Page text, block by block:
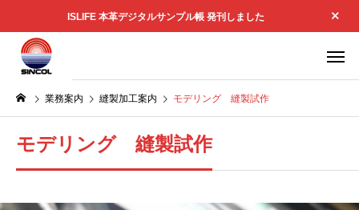
ISLIFE 本革デジタルサンプル帳 発刊しました
業務案内 縫製加工案内 モデリング 縫製試作
モデリング 縫製試作